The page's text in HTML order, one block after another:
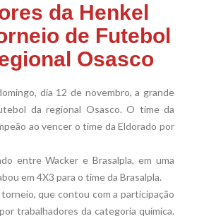
da Henkel
de Futebol
Osasco
dia 12 de novembro, a grande
da regional Osasco. O time da
ao vencer o time da Eldorado por
entre Wacker e Brasalpla, em uma
em 4X3 para o time da Brasalpla.
que contou com a participação
trabalhadores da categoria química.